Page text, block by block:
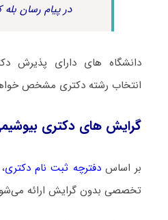
در پیام رسان
دانشگاه های دارای پذیرش
انتخاب رشته دکتری مشخص
گرایش های دکتری
بر اساسدفترچه ثبت نام دکتری
تخصصی بدون گرایش ارائه